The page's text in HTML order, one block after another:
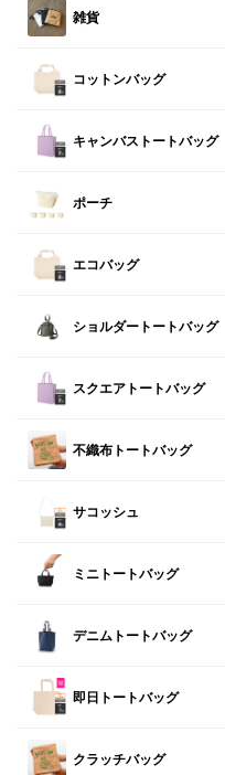
雑貨
コットンバッグ
キャンバストートバッグ
ポーチ
エコバッグ
ショルダートートバッグ
スクエアトートバッグ
不織布トートバッグ
サコッシュ
ミニトートバッグ
デニムトートバッグ
即日トートバッグ
クラッチバッグ